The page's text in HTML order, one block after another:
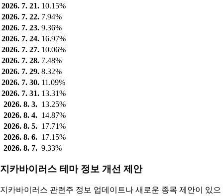
2026. 7. 21. 10.15%
2026. 7. 22. 7.94%
2026. 7. 23. 9.36%
2026. 7. 24. 16.97%
2026. 7. 27. 10.06%
2026. 7. 28. 7.48%
2026. 7. 29. 8.32%
2026. 7. 30. 11.09%
2026. 7. 31. 13.31%
2026. 8. 3. 13.25%
2026. 8. 4. 14.87%
2026. 8. 5. 17.71%
2026. 8. 6. 17.15%
2026. 8. 7. 9.33%
지카바이러스 테마 정보 개선 제안
지카바이러스 관련주 정보 업데이트나 새로운 종목 제안이 있으